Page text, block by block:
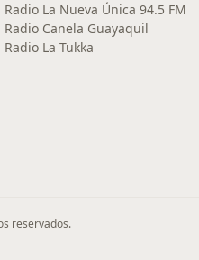
Radio La Nueva Única 94.5 FM
Radio Canela Guayaquil
Radio La Tukka
reservados.